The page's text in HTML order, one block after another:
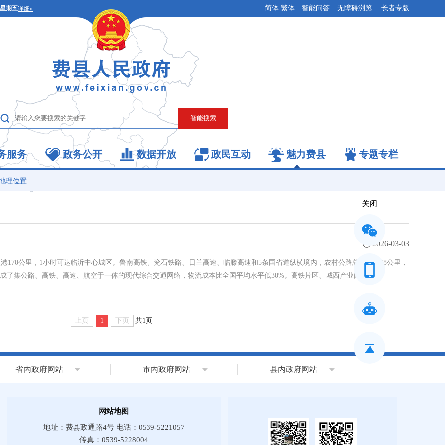
智能问答 无障碍浏览 长者专版
简体 繁体
服务 政务公开 数据开放 政民互动 魅力费县 专题专栏
理位置
2026-03-03
170公里，1小时可达临沂中心城区。鲁南高铁、兖石铁路、日兰高速、临滕高速和5条国省道纵横境内，农村公路总里程3198公里，
了集公路、高铁、高速、航空于一体的现代综合交通网络，物流成本比全国平均水平低30%。高铁片区、城西产业园、化…
上页 1 下页 共1页
省内政府网站 市内政府网站 县内政府网站
网站地图
地址：费县政通路4号 电话：0539-5221057
传真：0539-5228004
关闭